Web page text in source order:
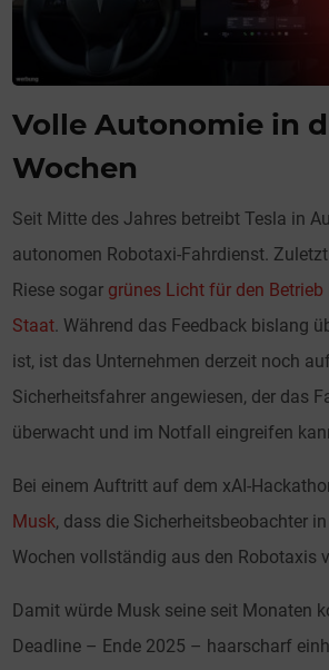
Volle Autonomie in
Wochen
Seit Mitte des Jahres betreibt Tesla in
autonomen Robotaxi-Fahrdienst.
Riese sogar grünes Licht für den
Staat. Während das Feedback bislang
ist, ist das Unternehmen derzeit noch
Sicherheitsfahrer angewiesen, der das
überwacht und im Notfall eingreifen
Bei einem Auftritt auf dem xAI-
Musk, dass die Sicherheitsbeobachter
Wochen vollständig aus den Robotaxis
Damit würde Musk seine seit Monaten
Deadline – Ende 2025 – haarscharf